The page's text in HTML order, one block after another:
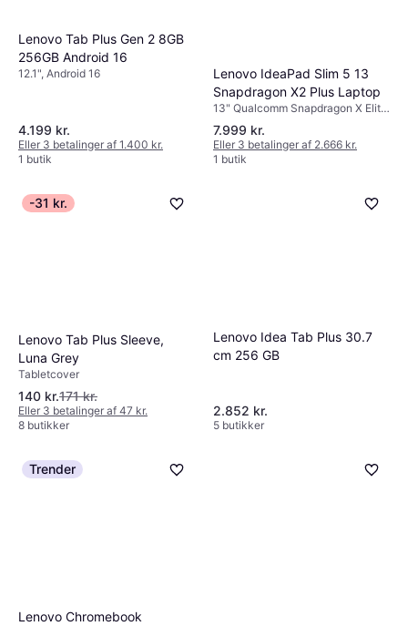
Lenovo Tab Plus Gen 2 8GB
256GB Android 16
12.1", Android 16
4.199 kr.
Eller 3 betalinger af 1.400 kr.
1 butik
Lenovo IdeaPad Slim 5 13
Snapdragon X2 Plus Laptop
13" Qualcomm Snapdragon X Elite,
16 GB RAM, 512 GB SSD
7.999 kr.
Eller 3 betalinger af 2.666 kr.
1 butik
-31 kr.
Lenovo Tab Plus Sleeve,
Luna Grey
Tabletcover
140 kr.171 kr.
Eller 3 betalinger af 47 kr.
8 butikker
Lenovo Idea Tab Plus 30.7
cm 256 GB
2.852 kr.
5 butikker
Trender
Lenovo Chromebook